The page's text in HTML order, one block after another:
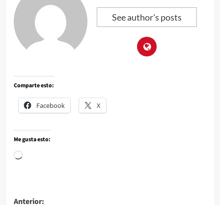
See author's posts
Comparte esto:
Facebook X
Me gusta esto:
Anterior: